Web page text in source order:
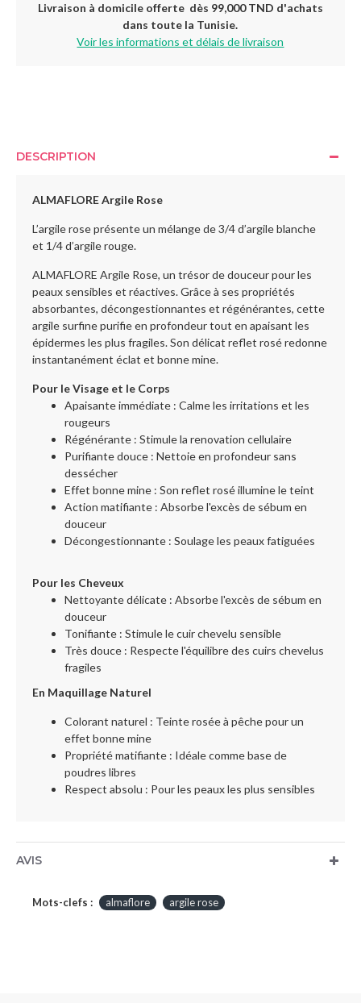
Livraison à domicile offerte dès 99,000 TND d'achats
dans toute la Tunisie.
Voir les informations et délais de livraison
DESCRIPTION
ALMAFLORE Argile Rose
L’argile rose présente un mélange de 3/4 d’argile blanche
et 1/4 d’argile rouge.
ALMAFLORE Argile Rose, un trésor de douceur pour les
peaux sensibles et réactives. Grâce à ses propriétés
absorbantes, décongestionnantes et régénérantes, cette
argile surfine purifie en profondeur tout en apaisant les
épidermes les plus fragiles. Son délicat reflet rosé redonne
instantanément éclat et bonne mine.
Pour le Visage et le Corps
Apaisante immédiate : Calme les irritations et les
rougeurs
Régénérante : Stimule la renovation cellulaire
Purifiante douce : Nettoie en profondeur sans
dessécher
Effet bonne mine : Son reflet rosé illumine le teint
Action matifiante : Absorbe l'excès de sébum en
douceur
Décongestionnante : Soulage les peaux fatiguées
Pour les Cheveux
Nettoyante délicate : Absorbe l'excès de sébum en
douceur
Tonifiante : Stimule le cuir chevelu sensible
Très douce : Respecte l'équilibre des cuirs chevelus
fragiles
En Maquillage Naturel
Colorant naturel : Teinte rosée à pêche pour un
effet bonne mine
Propriété matifiante : Idéale comme base de
poudres libres
Respect absolu : Pour les peaux les plus sensibles
AVIS
Mots-clefs : almaflore argile rose